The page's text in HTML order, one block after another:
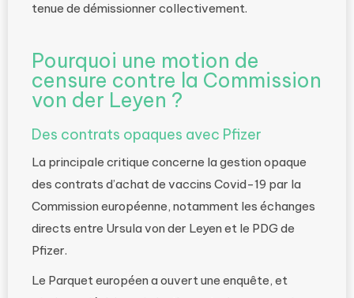
tenue de démissionner collectivement.
Pourquoi une motion de
censure contre la Commission
von der Leyen ?
Des contrats opaques avec Pfizer
La principale critique concerne la gestion opaque
des contrats d’achat de vaccins Covid-19 par la
Commission européenne, notamment les échanges
directs entre Ursula von der Leyen et le PDG de
Pfizer.
Le Parquet européen a ouvert une enquête, et